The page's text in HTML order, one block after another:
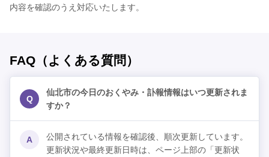
内容を確認のうえ対応いたします。
FAQ（よくある質問）
Q
仙北市の今日のおくやみ・訃報情報はいつ更新されま
すか？
A
公開されている情報を確認後、順次更新しています。
更新状況や最終更新日時は、ページ上部の「更新状